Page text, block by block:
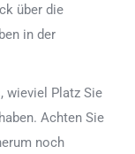
über die
in der
wieviel Platz Sie
Achten Sie
noch